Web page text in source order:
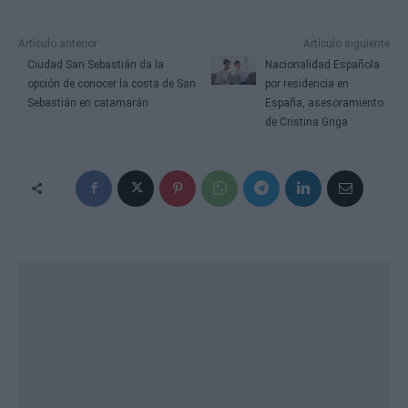
Artículo anterior
Ciudad San Sebastián da la
opción de conocer la costa de San
Sebastián en catamarán
Artículo siguiente
Nacionalidad Española
por residencia en
España, asesoramiento
de Cristina Griga